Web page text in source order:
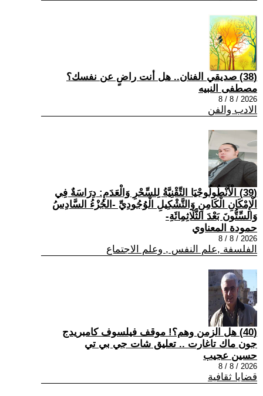
(38) صديقي الفنان.. هل أنت راضٍ عن نفسك؟
مصطفى النبيه
2026 / 8 / 8
الادب والفن
(39) الْأَنْطُولُوجْيَا التِّقْنِيَّةُ لِلسِّحْرِ وَالْعَدَمِ: دِرَاسَةٌ فِي
الْإِمْكَانِ الْكَامِنِ وَالتَّشْكِيلِ الْوُجُودِيِّ -الجُزْءُ السَّادِسُ
وَالسِّتُّونَ بَعْدَ الثَّلَاثِمِائَةِ-
حمودة المعناوي
2026 / 8 / 8
الفلسفة ,علم النفس , وعلم الاجتماع
(40) هل الزمن وهم؟! موقف فيلسوف كامبريدج
جون ماك تاغارت .. تعليق شات جي بي تي
حسين عجيب
2026 / 8 / 8
قضايا ثقافية